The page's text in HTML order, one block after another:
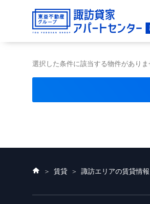
選択した条件に該当する物件がありま
ホ
ム
賃貸 諏訪エリアの賃貸情報